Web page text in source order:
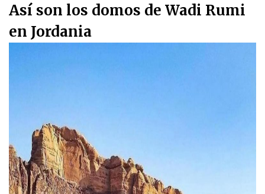
Así son los domos de Wadi Rumi
en Jordania